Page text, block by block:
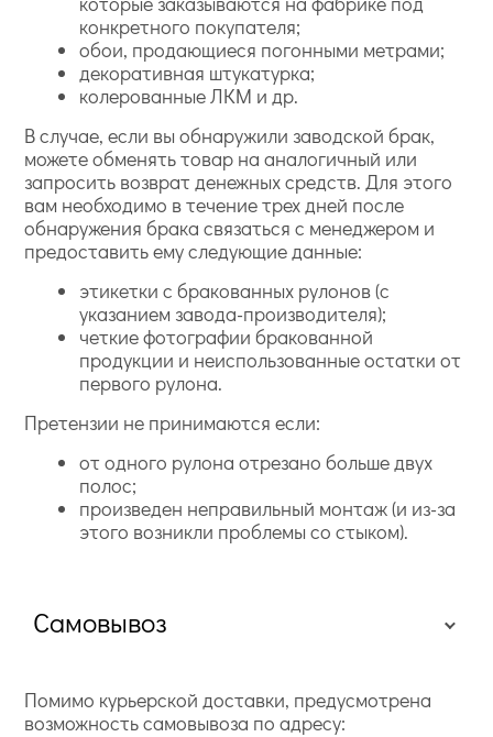
конкретного покупателя;
обои, продающиеся погонными метрами;
декоративная штукатурка;
колерованные ЛКМ и др.
В случае, если вы обнаружили заводской брак,
можете обменять товар на аналогичный или
запросить возврат денежных средств. Для этого
вам необходимо в течение трех дней после
обнаружения брака связаться с менеджером и
предоставить ему следующие данные:
этикетки с бракованных рулонов (с
указанием завода-производителя);
четкие фотографии бракованной
продукции и неиспользованные остатки от
первого рулона.
Претензии не принимаются если:
от одного рулона отрезано больше двух
полос;
произведен неправильный монтаж (и из-за
этого возникли проблемы со стыком).
Самовывоз
Помимо курьерской доставки, предусмотрена
возможность самовывоза по адресу: